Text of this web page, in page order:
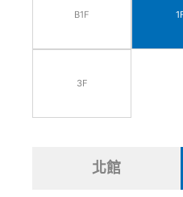
B1F
3F
北館